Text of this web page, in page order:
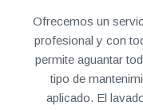
Ofrecemos un
profesional y con
permite aguantar
tipo de
aplicado. El